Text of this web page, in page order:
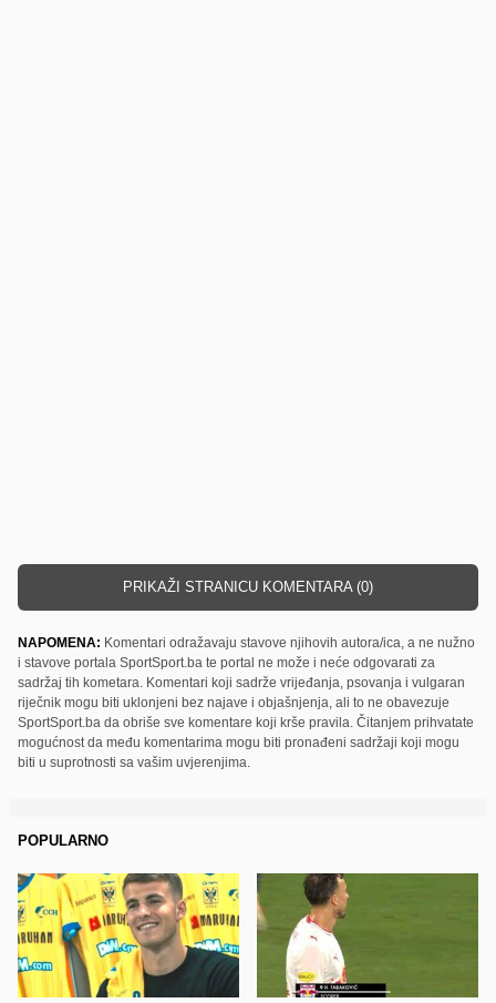
PRIKAŽI STRANICU KOMENTARA (0)
NAPOMENA: Komentari odražavaju stavove njihovih autora/ica, a ne nužno
i stavove portala SportSport.ba te portal ne može i neće odgovarati za
sadržaj tih kometara. Komentari koji sadrže vrijeđanja, psovanja i vulgaran
riječnik mogu biti uklonjeni bez najave i objašnjenja, ali to ne obavezuje
SportSport.ba da obriše sve komentare koji krše pravila. Čitanjem prihvatate
mogućnost da među komentarima mogu biti pronađeni sadržaji koji mogu
biti u suprotnosti sa vašim uvjerenjima.
POPULARNO